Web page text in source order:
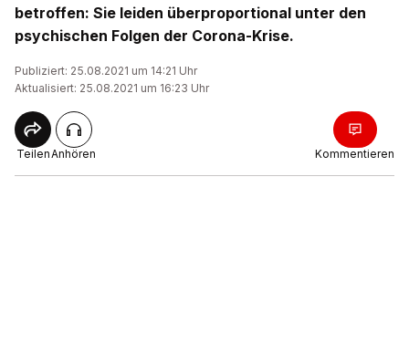
betroffen: Sie leiden überproportional unter den
psychischen Folgen der Corona-Krise.
Publiziert: 25.08.2021 um 14:21 Uhr
Aktualisiert: 25.08.2021 um 16:23 Uhr
TeilenAnhören Kommentieren